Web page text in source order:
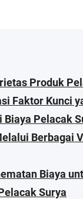
Produk
Faktor Kunci
Biaya Pelacak
Berbagai
Biaya
Surya